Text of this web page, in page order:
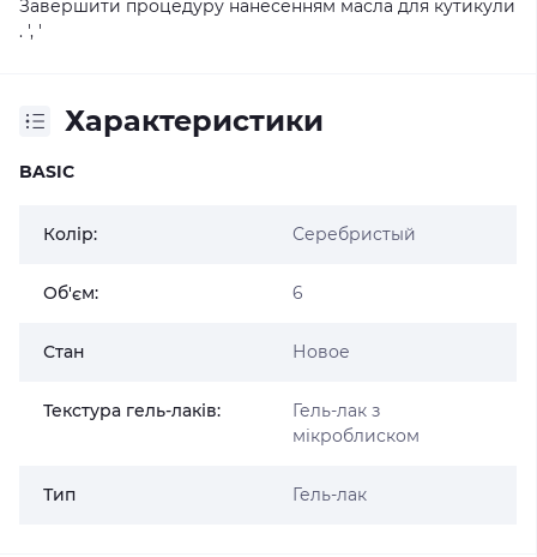
Завершити процедуру нанесенням масла для кутикули
. ', '
Характеристики
BASIC
Колір: Серебристый
Об'єм: 6
Стан Новое
Текстура гель-лаків:
Гель-лак з
мікроблиском
Тип Гель-лак